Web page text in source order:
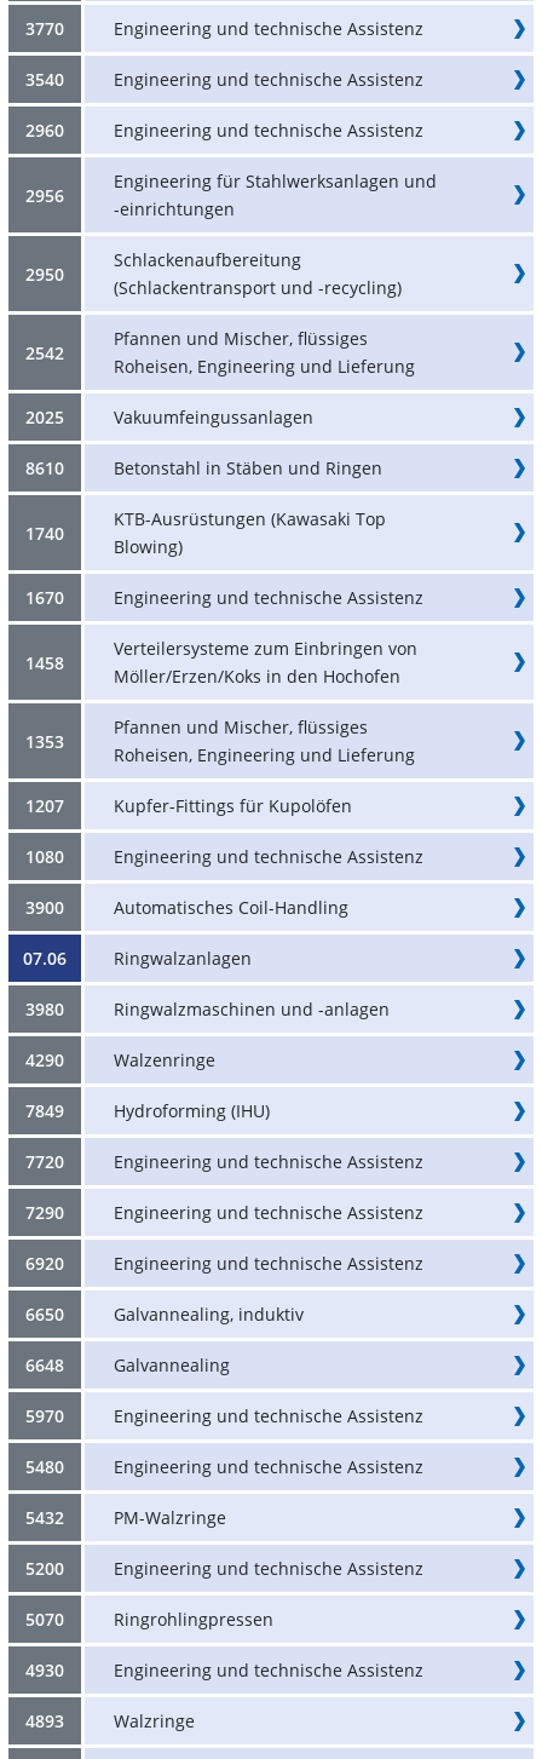
3770 Engineering und technische Assistenz
3540 Engineering und technische Assistenz
2960 Engineering und technische Assistenz
2956
Engineering für Stahlwerksanlagen und
-einrichtungen
2950
Schlackenaufbereitung
(Schlackentransport und -recycling)
2542
Pfannen und Mischer, flüssiges
Roheisen, Engineering und Lieferung
2025 Vakuumfeingussanlagen
8610 Betonstahl in Stäben und Ringen
1740
KTB-Ausrüstungen (Kawasaki Top
Blowing)
1670 Engineering und technische Assistenz
1458
Verteilersysteme zum Einbringen von
Möller/Erzen/Koks in den Hochofen
1353
Pfannen und Mischer, flüssiges
Roheisen, Engineering und Lieferung
1207 Kupfer-Fittings für Kupolöfen
1080 Engineering und technische Assistenz
3900 Automatisches Coil-Handling
07.06 Ringwalzanlagen
3980 Ringwalzmaschinen und -anlagen
4290 Walzenringe
7849 Hydroforming (IHU)
7720 Engineering und technische Assistenz
7290 Engineering und technische Assistenz
6920 Engineering und technische Assistenz
6650 Galvannealing, induktiv
6648 Galvannealing
5970 Engineering und technische Assistenz
5480 Engineering und technische Assistenz
5432 PM-Walzringe
5200 Engineering und technische Assistenz
5070 Ringrohlingpressen
4930 Engineering und technische Assistenz
4893 Walzringe